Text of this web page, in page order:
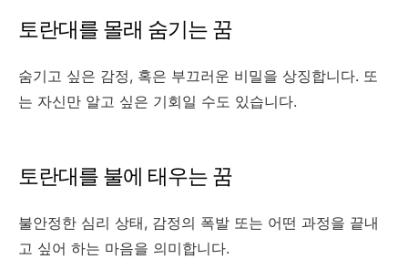
토란대를 몰래 숨기는 꿈
숨기고 싶은 감정, 혹은 부끄러운 비밀을 상징합니다. 또
는 자신만 알고 싶은 기회일 수도 있습니다.
토란대를 불에 태우는 꿈
불안정한 심리 상태, 감정의 폭발 또는 어떤 과정을 끝내
고 싶어 하는 마음을 의미합니다.